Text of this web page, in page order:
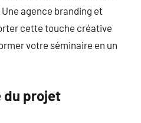
agence branding et
cette touche créative
votre séminaire en un
du projet